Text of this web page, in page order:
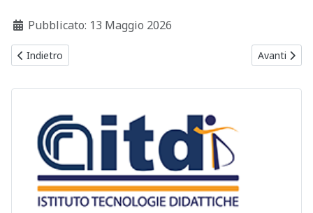
Dettagli
Pubblicato: 13 Maggio 2026
Articolo precedente: AI e didattica universitaria: il caso
Indietro Articolo
Avanti